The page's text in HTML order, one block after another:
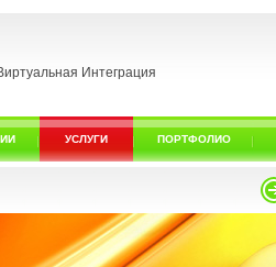
Интеграция
УСЛУГИ ПОРТФОЛИО